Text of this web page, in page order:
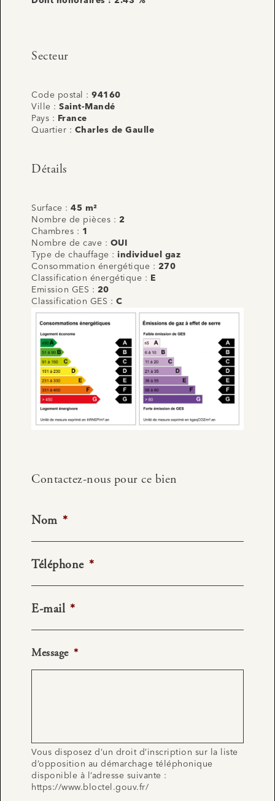
Secteur
Code postal : 94160
Ville : Saint-Mandé
Pays :
France
Quartier : Charles de Gaulle
Détails
Surface : 45 m²
Nombre de pièces : 2
Chambres : 1
Nombre de cave : OUI
Type de chauffage : individuel gaz
Consommation énergétique : 270
Classification énergétique :
E
Emission GES : 20
Classification GES : C
Contactez-nous pour ce bien
Nom *
Téléphone *
E-mail *
Message *
Vous disposez d’un droit d’inscription sur la liste
d’opposition au démarchage téléphonique
disponible à l’adresse suivante :
https://www.bloctel.gouv.fr/